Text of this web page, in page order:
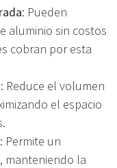
: Pueden
aluminio sin costos
cobran por esta
: Reduce el volumen
el espacio
: Permite un
manteniendo la